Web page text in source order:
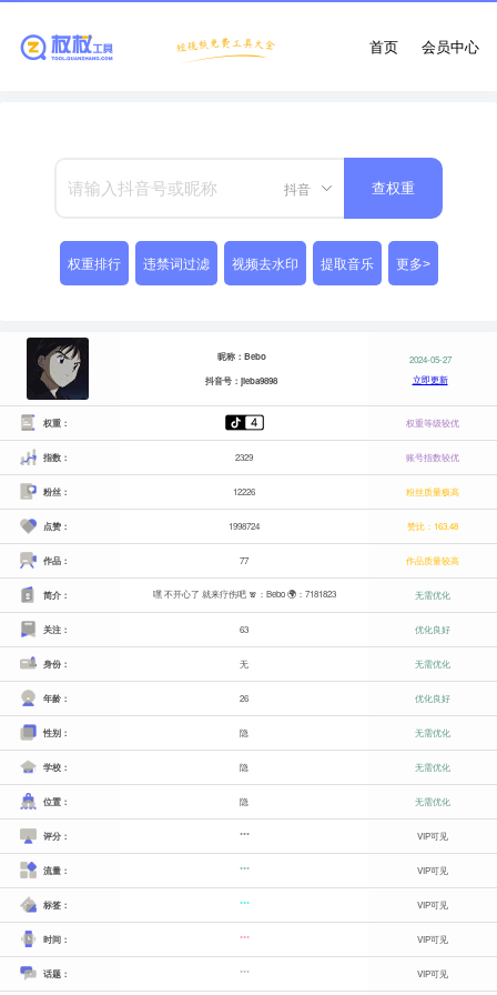
会员中心
首页
抖音 查权重
权重排行 违禁词过滤 视频去水印 提取音乐 更多>
昵称：Bebo
抖音号：jieba9898
2024-05-27
立即更新
权重： 权重等级较优
指数： 2329 账号指数较优
粉丝： 12226 粉丝质量极高
点赞： 1998724 赞比：163.48
作品： 77 作品质量较高
简介： 嘿 不开心了 就来疗伤吧 🧣：Bebo 🌍：7181823 无需优化
关注： 63 优化良好
身份： 无 无需优化
年龄： 26 优化良好
性别： 隐 无需优化
学校： 隐 无需优化
位置： 隐 无需优化
评分： *** VIP可见
流量： *** VIP可见
标签： *** VIP可见
时间： *** VIP可见
话题： *** VIP可见